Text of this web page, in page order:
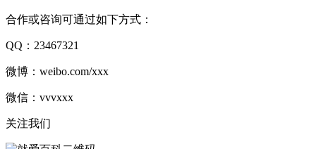
合作或咨询可通过如下方式：
QQ：23467321
微博：weibo.com/xxx
微信：vvvxxx
关注我们